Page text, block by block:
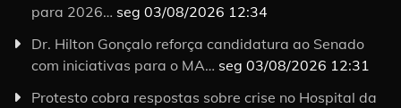
para 2026… seg 03/08/2026 12:34
Dr. Hilton Gonçalo reforça candidatura ao Senado
com iniciativas para o MA… seg 03/08/2026 12:31
Protesto cobra respostas sobre crise no Hospital da